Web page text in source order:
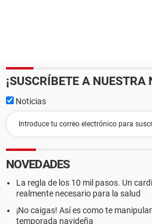
¡SUSCRÍBETE A NUESTRA
Noticias
NOVEDADES
La regla de los 10 mil pasos. Un
realmente necesario para la salud
¡No caigas! Así es como te
temporada navideña